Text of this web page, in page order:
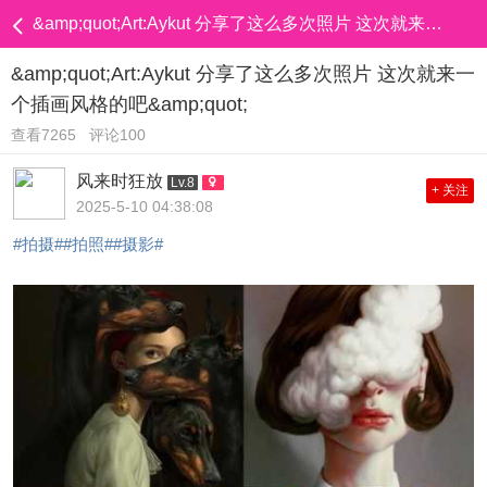
&amp;quot;Art:Aykut 分享了这么多次照片 这次就来一个插画风格的吧&amp;quot;
&amp;quot;Art:Aykut 分享了这么多次照片 这次就来一
个插画风格的吧&amp;quot;
查看7265 评论100
风来时狂放 Lv.8
2025-5-10 04:38:08
+ 关注
#拍摄##拍照##摄影#